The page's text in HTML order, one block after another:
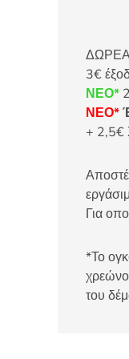
3€
ΝΕΟ*
ΝΕΟ*
+ 2,5€
Για
*Το
του